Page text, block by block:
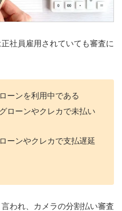
社員雇用されていても審査に
ーンを利用中である
ローンやクレカで未払い
ーンやクレカで支払遅延
われ、カメラの分割払い審査